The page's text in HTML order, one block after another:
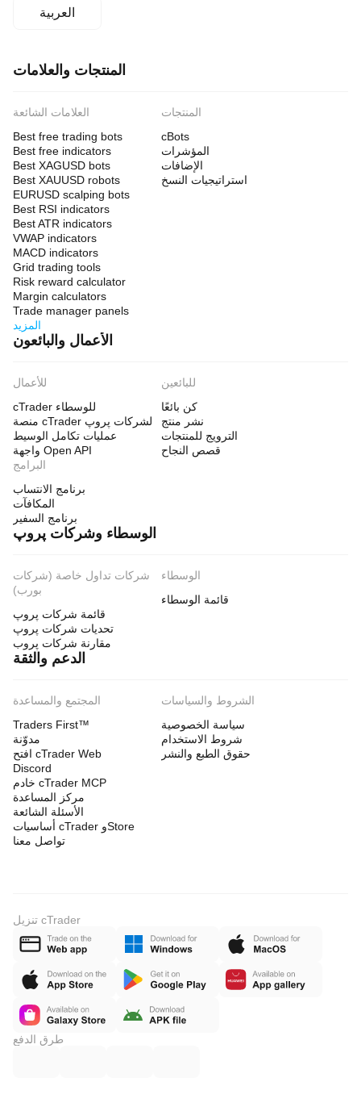
العربية
المنتجات والعلامات
العلامات الشائعة
Best free trading bots
Best free indicators
Best XAGUSD bots
Best XAUUSD robots
EURUSD scalping bots
Best RSI indicators
Best ATR indicators
VWAP indicators
MACD indicators
Grid trading tools
Risk reward calculator
Margin calculators
Trade manager panels
المزيد
المنتجات
cBots
المؤشرات
الإضافات
استراتيجيات النسخ
الأعمال والبائعون
للأعمال
cTrader للوسطاء
منصة cTrader لشركات پروپ
عمليات تكامل الوسيط
واجهة Open API
للبائعين
كن بائعًا
نشر منتج
الترويج للمنتجات
قصص النجاح
البرامج
برنامج الانتساب
المكافآت
برنامج السفير
الوسطاء وشركات پروپ
شركات تداول خاصة (شركات
بورب)
قائمة شركات پروپ
تحديات شركات پروپ
مقارنة شركات پروب
الوسطاء
قائمة الوسطاء
الدعم والثقة
المجتمع والمساعدة
Traders First™
مدوّنة
افتح cTrader Web
Discord
خادم cTrader MCP
مركز المساعدة
الأسئلة الشائعة
أساسيات cTrader وStore
تواصل معنا
الشروط والسياسات
سياسة الخصوصية
شروط الاستخدام
حقوق الطبع والنشر
تنزيل cTrader
طرق الدفع